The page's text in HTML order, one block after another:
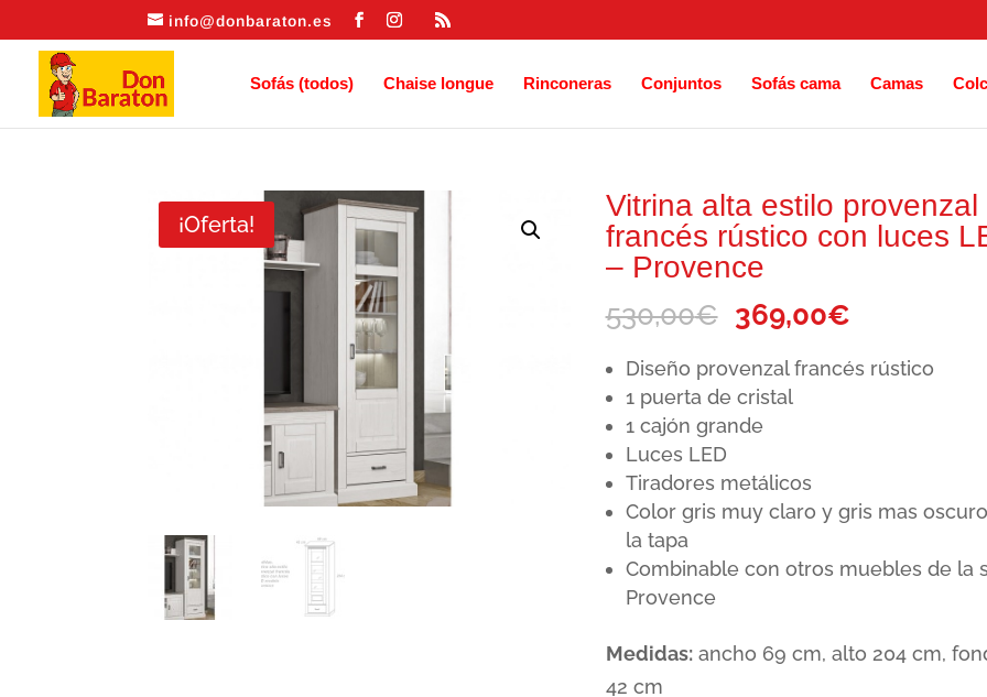
info@donbaraton.es
Sofás (todos) Chaise longue Rinconeras Conjuntos Sofás cama Camas
¡Oferta!
Vitrina alta estilo provenzal
francés rústico con luces
– Provence
530,00€ El
original
era:
369,00€El
actual
Diseño provenzal francés rústico
1 puerta de cristal
1 cajón grande
Luces LED
Tiradores metálicos
Color gris muy claro y gris mas
la tapa
Combinable con otros muebles de la
Provence
Medidas:ancho 69 cm, alto 204 cm,
42 cm